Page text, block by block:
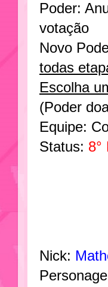
Poder:
votação
Novo
todas
Escolha
(Poder
Equipe:
Status: 8°
Nick: